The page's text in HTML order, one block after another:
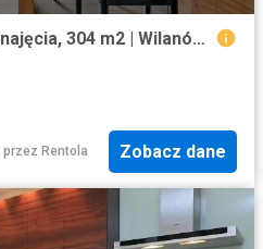
Funkcjonalny dom do wynajęcia, 304 m2 | Wilanów Warszawa, Zawady
przez Rentola Zobacz dane